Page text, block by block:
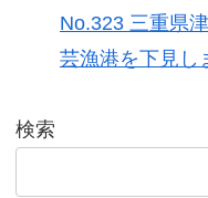
No.323 三重県
芸漁港を下見し
検索